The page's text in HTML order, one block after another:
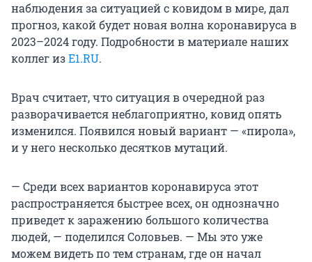
наблюдения за ситуацией с ковидом в мире, дал
прогноз, какой будет новая волна коронавируса в
2023–2024 году. Подробности в материале наших
коллег изE1.RU.
Врач считает, что ситуация в очередной раз
разворачивается неблагоприятно, ковид опять
изменился. Появился новый вариант — «пирола»,
и у него несколько десятков мутаций.
— Среди всех вариантов коронавируса этот
распространяется быстрее всех, он однозначно
приведет к заражению большого количества
людей, — поделился Соловьев. — Мы это уже
можем видеть по тем странам, где он начал